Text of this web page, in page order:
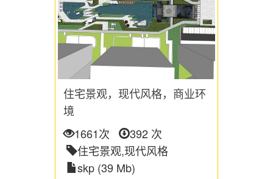
住宅景观，现代风格，商业环
境
1661次
392 次
住宅景观,现代风格
skp (39 Mb)